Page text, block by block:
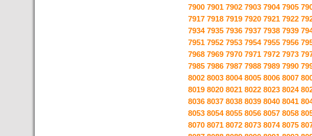
7900 7901 7902 7903 7904 7905
7917 7918 7919 7920 7921 7922
7934 7935 7936 7937 7938 7939
7951 7952 7953 7954 7955 7956
7968 7969 7970 7971 7972 7973
7985 7986 7987 7988 7989 7990
8002 8003 8004 8005 8006 8007
8019 8020 8021 8022 8023 8024
8036 8037 8038 8039 8040 8041
8053 8054 8055 8056 8057 8058
8070 8071 8072 8073 8074 8075